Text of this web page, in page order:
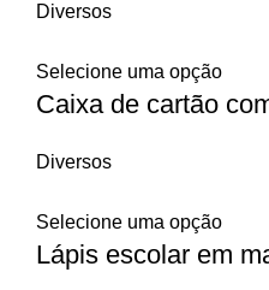
Diversos
Selecione uma opção
Caixa de cartão
Diversos
Selecione uma opção
Lápis escolar em